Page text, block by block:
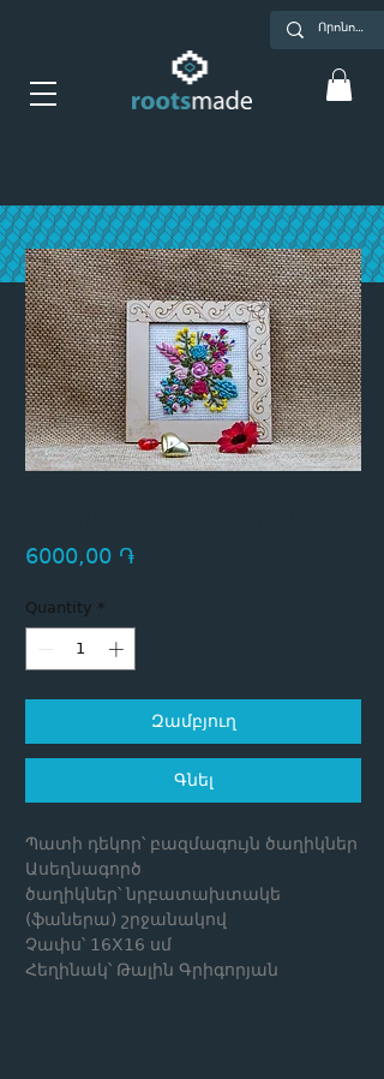
6000,00 ֏Price
Quantity *
Զամբյուղ
Գնել
Պատի դեկոր՝ բազմագույն ծաղիկներ
Ասեղնագործ
ծաղիկներ՝ նրբատախտակե
(ֆաներա) շրջանակով
Չափս՝ 16X16 սմ
Հեղինակ՝ Թալին Գրիգորյան